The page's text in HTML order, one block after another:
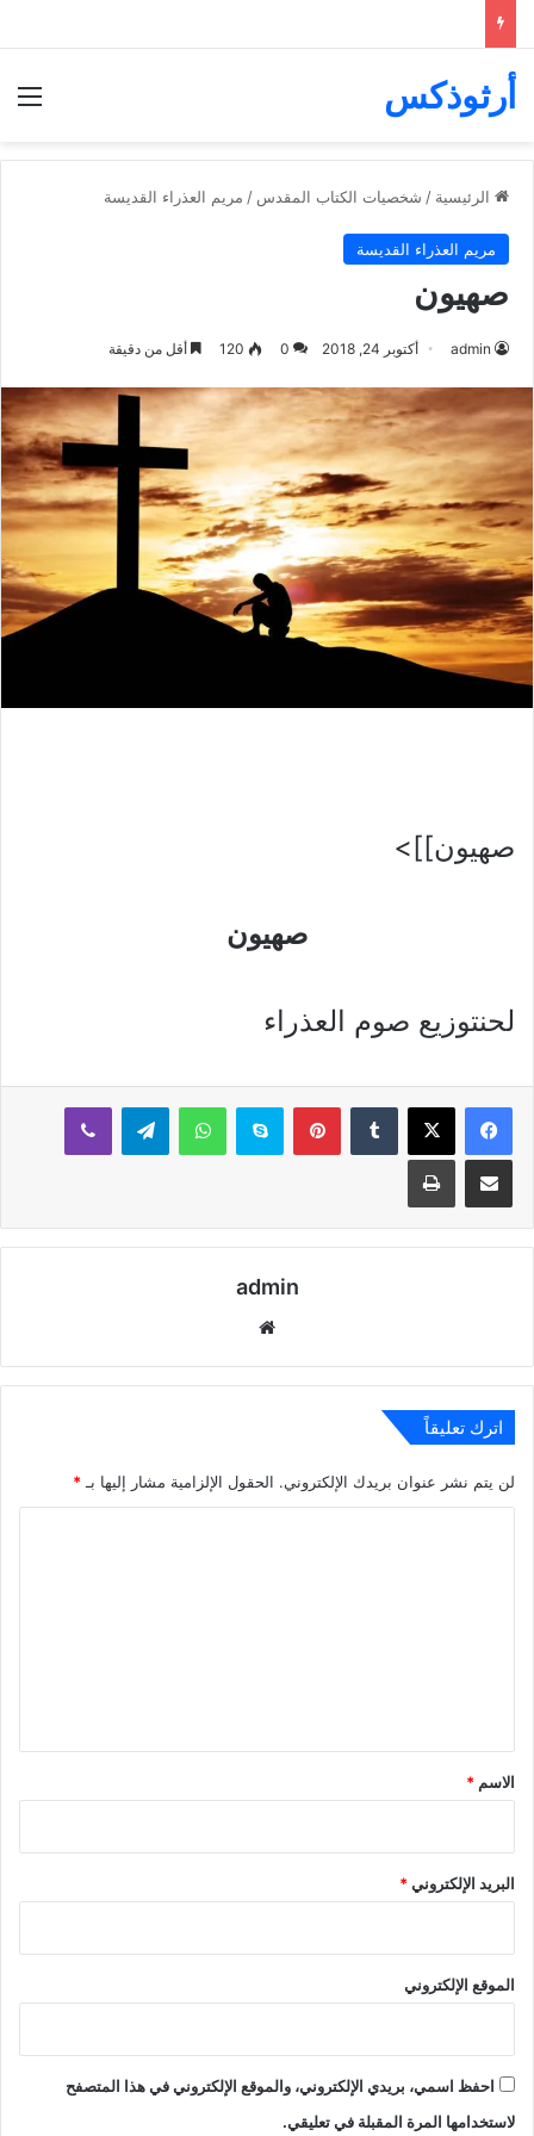
أرثوذكس
الرئيسية / شخصيات الكتاب المقدس / مريم العذراء القديسة
مريم العذراء القديسة
صهيون
admin أكتوبر 24, 2018 0
120 أقل من دقيقة
صهيون]]>
صهيون
لحنتوزيع صوم العذراء
بينتيريستسكايب واتساب تيلقرام ڤايبر
مشاركة عبر البريد طباعة
admin
اترك تعليقاً
لن يتم نشر عنوان بريدك الإلكتروني. الحقول الإلزامية مشار إليها بـ *
*
الاسم *
البريد الإلكتروني*
الموقع الإلكتروني
احفظ اسمي، بريدي الإلكتروني، والموقع الإلكتروني في هذا المتصفح
لاستخدامها المرة المقبلة في تعليقي.